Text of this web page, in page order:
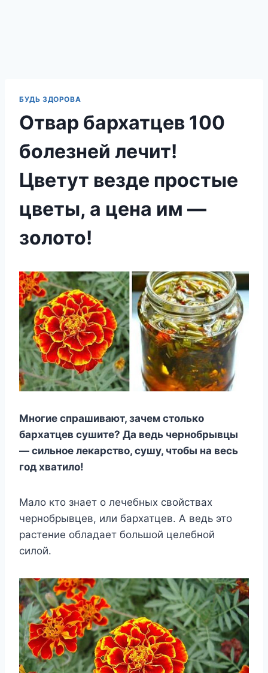
БУДЬ ЗДОРОВА
Отвар бархатцев 100
болезней лечит!
Цветут везде простые
цветы, а цена им —
золото!
Многие спрашивают, зачем столько
бархатцев сушите? Да ведь чернобрывцы
— сильное лекарство, сушу, чтобы на весь
год хватило!
Мало кто знает о лечебных свойствах
чернобрывцев, или бархатцев. А ведь это
растение обладает большой целебной
силой.